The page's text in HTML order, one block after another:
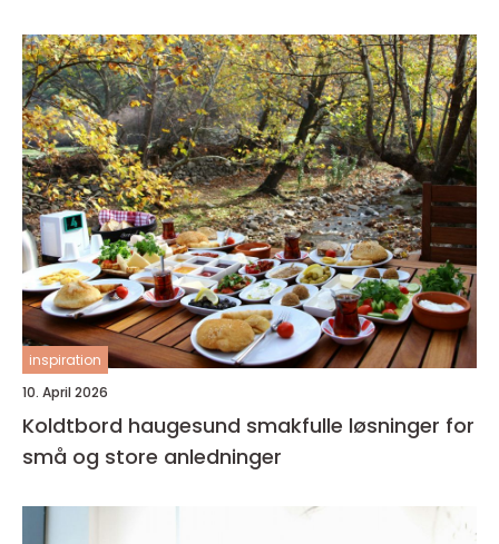
inspiration
10. April 2026
Koldtbord haugesund smakfulle løsninger for
små og store anledninger